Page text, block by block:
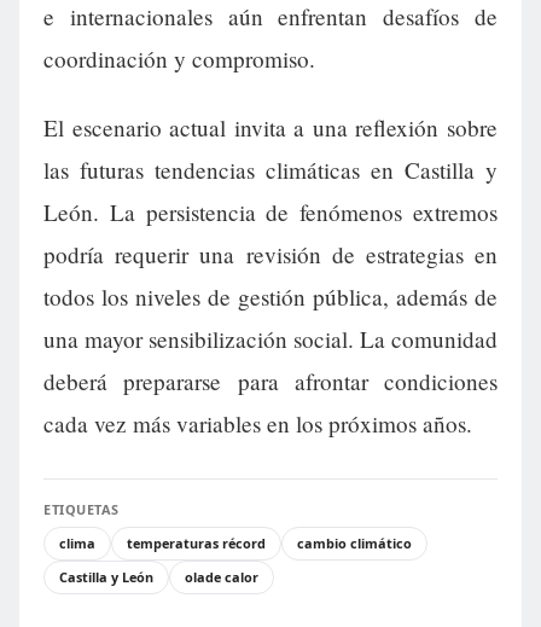
e internacionales aún enfrentan desafíos de
coordinación y compromiso.
El escenario actual invita a una reflexión sobre
las futuras tendencias climáticas en Castilla y
León. La persistencia de fenómenos extremos
podría requerir una revisión de estrategias en
todos los niveles de gestión pública, además de
una mayor sensibilización social. La comunidad
deberá prepararse para afrontar condiciones
cada vez más variables en los próximos años.
ETIQUETAS
clima
temperaturas récord
cambio climático
Castilla y León
olade calor